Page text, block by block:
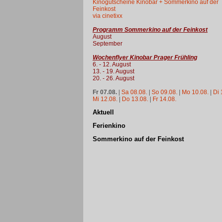
Kinogutscheine Kinobar + Sommerkino auf der
Feinkost
via cinetixx
Programm Sommerkino auf der Feinkost
August
September
Wochenflyer Kinobar Prager Frühling
6. - 12. August
13. - 19. August
20. - 26. August
Fr 07.08.| Sa 08.08. | So 09.08. | Mo 10.08. | Di
Mi 12.08. | Do 13.08. | Fr 14.08.
Aktuell
Ferienkino
Sommerkino auf der Feinkost